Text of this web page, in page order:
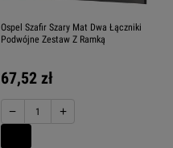
Ospel Szafir Szary Mat Dwa Łączniki
Podwójne Zestaw Z Ramką
67,52 zł
− +